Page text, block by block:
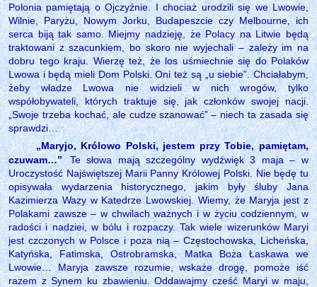
Polonia pamiętają o Ojczyźnie. I chociaż urodzili się we Lwowie,
Wilnie, Paryżu, Nowym Jorku, Budapeszcie czy Melbourne, ich
serca biją tak samo. Miejmy nadzieję, że Polacy na Litwie będą
traktowani z szacunkiem, bo skoro nie wyjechali – zależy im na
dobru tego kraju. Wierzę też, że los uśmiechnie się do Polaków
Lwowa i będą mieli Dom Polski. Oni też są „u siebie”. Chciałabym,
żeby władze Lwowa nie widzieli w nich wrogów, tylko
współobywateli, których traktuje się, jak członków swojej nacji.
„Swoje trzeba kochać, ale cudze szanować” – niech ta zasada się
sprawdzi…
„Maryjo, Królowo Polski, jestem przy Tobie, pamiętam,
czuwam…”
Te słowa mają szczególny wydźwięk 3 maja – w
Uroczystość Najświętszej Marii Panny Królowej Polski. Nie będę tu
opisywała wydarzenia historycznego, jakim były śluby Jana
Kazimierza Wazy w Katedrze Lwowskiej. Wiemy, że Maryja jest z
Polakami zawsze – w chwilach ważnych i w życiu codziennym, w
radości i nadziei, w bólu i rozpaczy. Tak wiele wizerunków Maryi
jest czczonych w Polsce i poza nią – Częstochowska, Licheńska,
Katyńska, Fatimska, Ostrobramska, Matka Boża Łaskawa we
Lwowie… Maryja zawsze rozumie, wskaże drogę, pomoże iść
razem z Synem ku zbawieniu. Oddawajmy cześć Maryi w maju,